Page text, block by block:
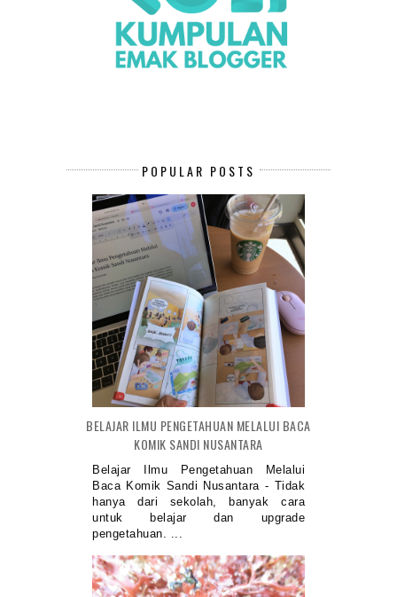
POPULAR POSTS
BELAJAR ILMU PENGETAHUAN MELALUI BACA
KOMIK SANDI NUSANTARA
Belajar Ilmu Pengetahuan Melalui
Baca Komik Sandi Nusantara - Tidak
hanya dari sekolah, banyak cara
untuk belajar dan upgrade
pengetahuan. ...